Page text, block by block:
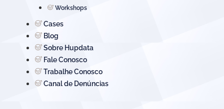
Workshops
Cases
Blog
Sobre Hupdata
Fale Conosco
Trabalhe Conosco
Canal de Denúncias